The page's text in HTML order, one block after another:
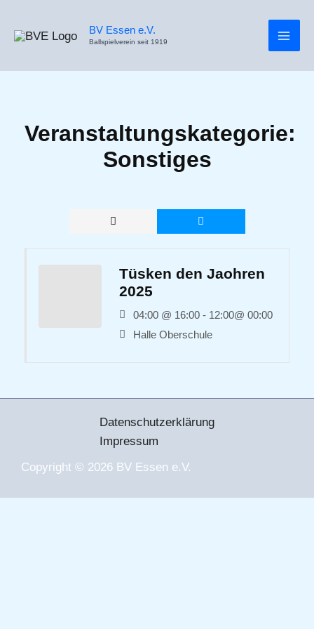
Inhalt
BV Essen e.V.
Ballspielverein seit 1919
Veranstaltungskategorie:
Sonstiges
Tüsken den Jaohren
2025
04:00 @ 16:00 - 12:00@ 00:00
Halle Oberschule
Datenschutzerklärung
Impressum
Copyright © 2026 BV Essen e.V.